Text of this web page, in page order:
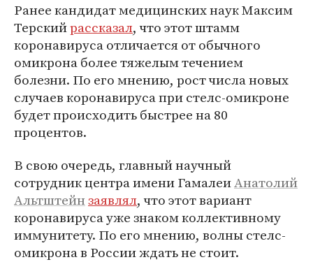
Ранее кандидат медицинских наук Максим
Терскийрассказал, что этот штамм
коронавируса отличается от обычного
омикрона более тяжелым течением
болезни. По его мнению, рост числа новых
случаев коронавируса при стелс-омикроне
будет происходить быстрее на 80
процентов.
В свою очередь, главный научный
сотрудник центра имени ГамалеиАнатолий
Альтштейнзаявлял, что этот вариант
коронавируса уже знаком коллективному
иммунитету. По его мнению, волны стелс-
омикрона в России ждать не стоит.